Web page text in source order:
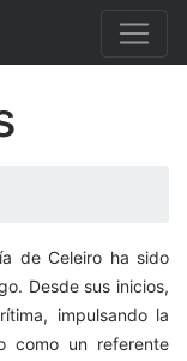
de Celeiro ha sido
Desde sus inicios,
impulsando la
como un referente